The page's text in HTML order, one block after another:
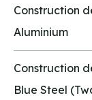
Construction
Aluminium
Construction
Blue Steel